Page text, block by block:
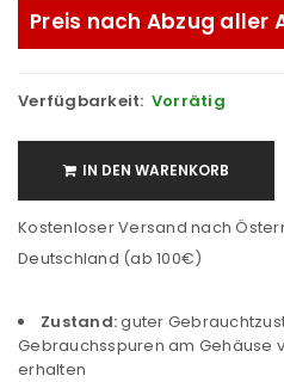
Preis nach Abzug aller
Verfügbarkeit: Vorrätig
IN DEN WARENKORB
Kostenloser Versand nach
Deutschland (ab 100€)
Zustand:guter
Gebrauchsspuren am Gehäuse
erhalten